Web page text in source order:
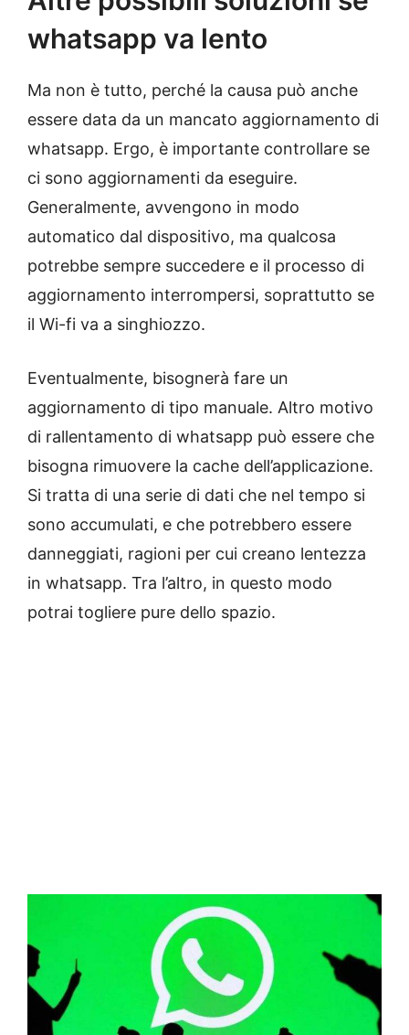
whatsapp va lento
Ma non è tutto, perché la causa può anche
essere data da un mancato aggiornamento di
whatsapp. Ergo, è importante controllare se
ci sono aggiornamenti da eseguire.
Generalmente, avvengono in modo
automatico dal dispositivo, ma qualcosa
potrebbe sempre succedere e il processo di
aggiornamento interrompersi, soprattutto se
il Wi-fi va a singhiozzo.
Eventualmente, bisognerà fare un
aggiornamento di tipo manuale. Altro motivo
di rallentamento di whatsapp può essere che
bisogna rimuovere la cache dell’applicazione.
Si tratta di una serie di dati che nel tempo si
sono accumulati, e che potrebbero essere
danneggiati, ragioni per cui creano lentezza
in whatsapp. Tra l’altro, in questo modo
potrai togliere pure dello spazio.